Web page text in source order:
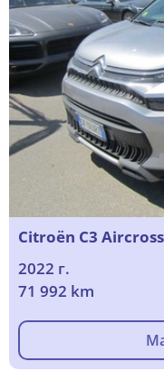
Citroën C3
2022 г.
71 992 km